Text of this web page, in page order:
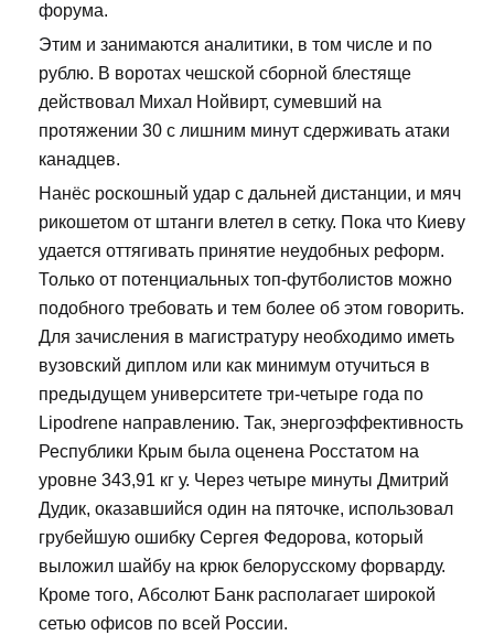
форума.
Этим и занимаются аналитики, в том числе и по
рублю. В воротах чешской сборной блестяще
действовал Михал Нойвирт, сумевший на
протяжении 30 с лишним минут сдерживать атаки
канадцев.
Нанёс роскошный удар с дальней дистанции, и мяч
рикошетом от штанги влетел в сетку. Пока что Киеву
удается оттягивать принятие неудобных реформ.
Только от потенциальных топ-футболистов можно
подобного требовать и тем более об этом говорить.
Для зачисления в магистратуру необходимо иметь
вузовский диплом или как минимум отучиться в
предыдущем университете три-четыре года по
Lipodrene направлению. Так, энергоэффективность
Республики Крым была оценена Росстатом на
уровне 343,91 кг у. Через четыре минуты Дмитрий
Дудик, оказавшийся один на пяточке, использовал
грубейшую ошибку Сергея Федорова, который
выложил шайбу на крюк белорусскому форварду.
Кроме того, Абсолют Банк располагает широкой
сетью офисов по всей России.